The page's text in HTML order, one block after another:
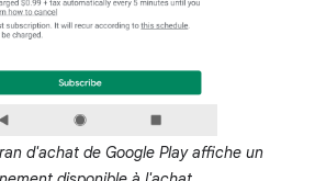
d'achat de Google Play affiche un